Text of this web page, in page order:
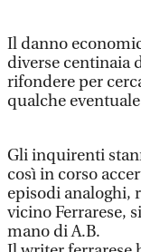
Il danno
diverse centinaia
rifondere per
qualche
Gli inquirenti
così in corso
episodi analoghi,
vicino Ferrarese,
mano di A.B.